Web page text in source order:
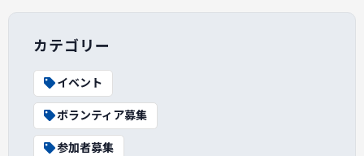
カテゴリー
イベント
ボランティア募集
参加者募集